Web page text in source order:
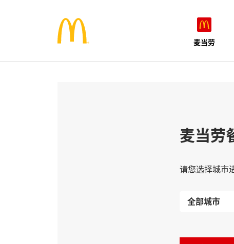
麦当劳
麦当劳
请您选择城市